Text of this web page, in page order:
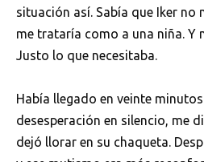
situación así. Sabía que Iker no
me trataría como a una niña. Y
Justo lo que necesitaba.
Había llegado en veinte
desesperación en silencio, me
dejó llorar en su chaqueta.